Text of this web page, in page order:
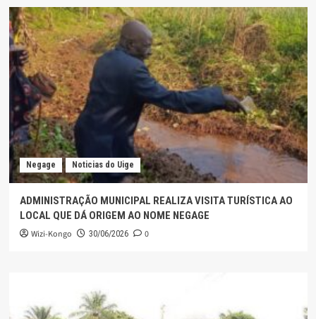
Negage Noticias do Uige
ADMINISTRAÇÃO MUNICIPAL REALIZA VISITA TURÍSTICA AO
LOCAL QUE DÁ ORIGEM AO NOME NEGAGE
Wizi-Kongo 30/06/2026 0